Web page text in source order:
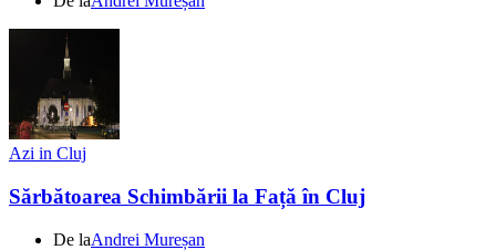
Azi in Cluj
Sărbătoarea Schimbării la Față în Cluj
De laAndrei Mureșan